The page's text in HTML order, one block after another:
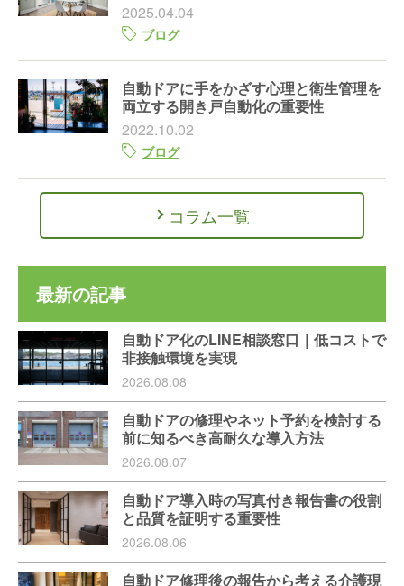
2025.04.04
ブログ
自動ドアに手をかざす心理と衛生管理を
両立する開き戸自動化の重要性
2022.10.02
ブログ
コラム一覧
最新の記事
自動ドア化のLINE相談窓口｜低コストで
非接触環境を実現
2026.08.08
自動ドアの修理やネット予約を検討する
前に知るべき高耐久な導入方法
2026.08.07
自動ドア導入時の写真付き報告書の役割
と品質を証明する重要性
2026.08.06
自動ドア修理後の報告から考える介護現